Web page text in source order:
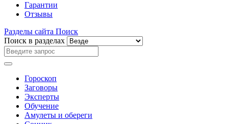
Гарантии
Отзывы
Разделы сайта Поиск
Поиск в разделах
Гороскоп
Заговоры
Эксперты
Обучение
Амулеты и обереги